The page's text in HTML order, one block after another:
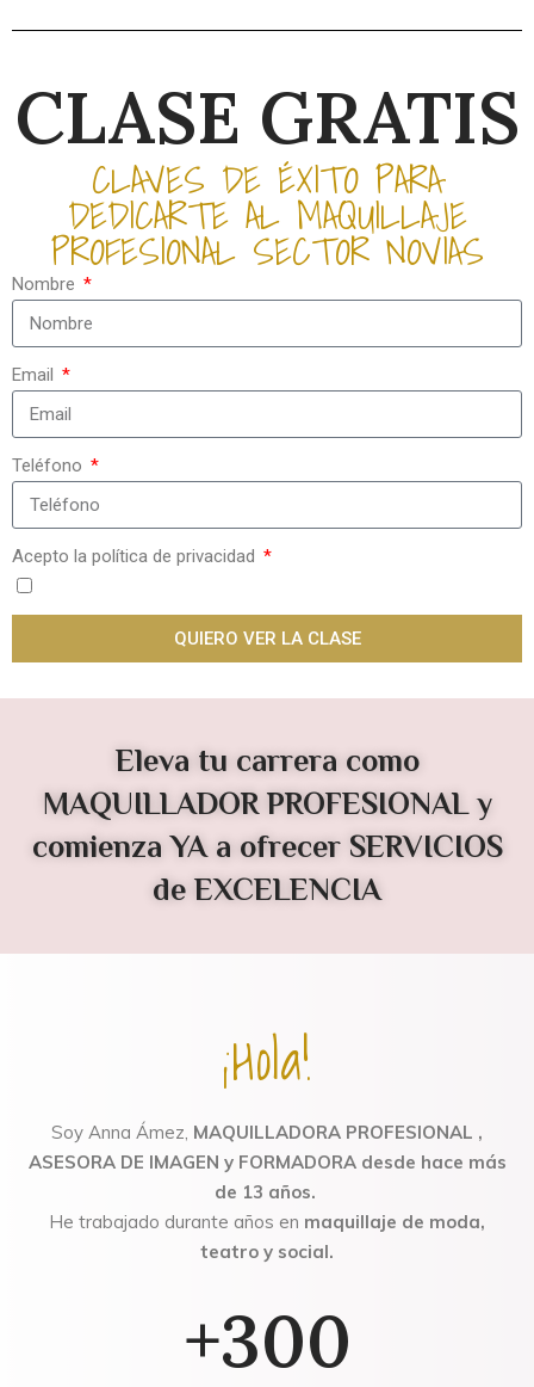
CLASE GRATIS
CLAVES DE ÉXITO PARA
DEDICARTE AL MAQUILLAJE
PROFESIONAL SECTOR NOVIAS
Nombre
Email
Teléfono
Acepto la política de privacidad
QUIERO VER LA CLASE
Eleva tu carrera como
MAQUILLADOR PROFESIONAL y
comienza YA a ofrecer SERVICIOS
de EXCELENCIA
¡Hola!
Soy Anna Ámez, MAQUILLADORA PROFESIONAL ,
ASESORA DE IMAGEN y FORMADORA desde hace más
de 13 años.
He trabajado durante años en maquillaje de moda,
teatro y social.
+300